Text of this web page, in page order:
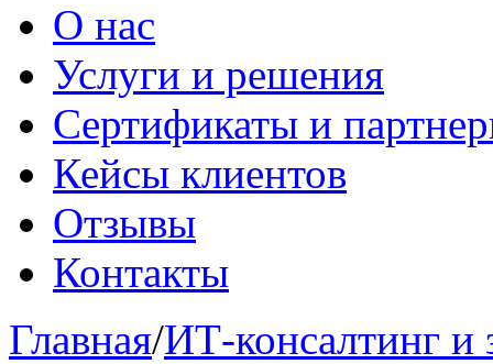
О нас
Услуги и решения
Сертификаты и
Кейсы клиентов
Отзывы
Контакты
Главная/ИТ-консалтинг и